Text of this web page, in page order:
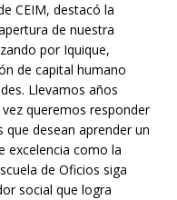
CEIM, destacó la
de nuestra
por Iquique,
de capital humano
Llevamos años
queremos responder
desean aprender un
excelencia como la
de Oficios siga
social que logra